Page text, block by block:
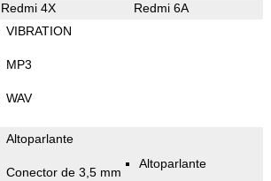
Redmi 4X Redmi 6A
VIBRATION
MP3
WAV
Altoparlante
Conector de 3,5 mm
Altoparlante